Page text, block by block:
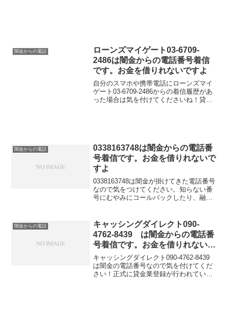
闇金からの電話
ローンズマイゲート03-6709-
2486は闇金からの電話番号着信
です。お金を借りれないですよ
自分のスマホや携帯電話にローンズマイ
ゲート03-6709-2486からの着信履歴があ
った場合は気を付けてくださいね！貸金
闇金からの電話
0338163748は闇金からの電話番
号着信です。お金を借りれないで
すよ
0338163748は闇金が掛けてきた電話番号
なので気をつけてください。知らない番
号にむやみにコールバックしたり、融資
の金融被害に遭う可能性もあります。金
融庁に貸金業登録していないこの電話番
号はキャッシングの勧誘に利用してはい
けないと法律で定められています。
闇金からの電話
キャッシングダイレクト090-
4762-8439 は闇金からの電話番
号着信です。お金を借りれないで
すよ
キャッシングダイレクト090-4762-8439
は闇金の電話番号なので気を付けてくだ
さい！正式に貸金業登録が行われていな